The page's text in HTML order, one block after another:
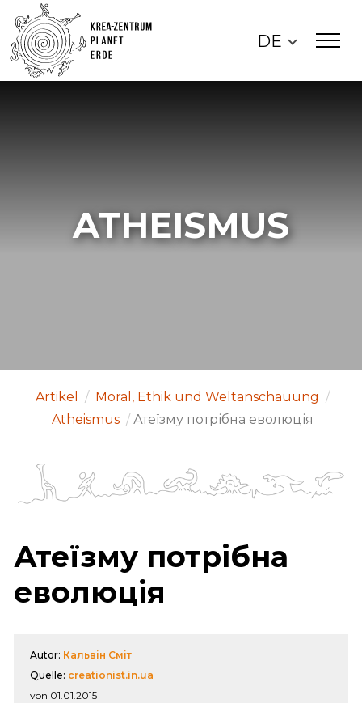
DE
ATHEISMUS
Artikel / Moral, Ethik und Weltanschauung /
Atheismus / Атеїзму потрібна еволюція
Атеїзму потрібна
еволюція
Autor: Кальвін Сміт
Quelle: creationist.in.ua
von 01.01.2015